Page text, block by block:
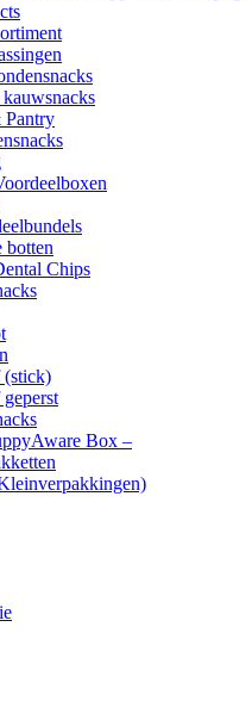
botten
Chips
(stick)
Aware Box –